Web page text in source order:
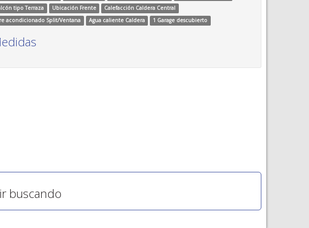
tipo Terraza
Ubicación Frente
Calefacción Caldera Central
acondicionado Split/Ventana
Agua caliente Caldera 1 Garage descubierto
buscando